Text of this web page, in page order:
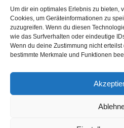
Um dir ein optimales Erlebnis zu bieten,
Cookies, um Geräteinformationen zu
zuzugreifen. Wenn du diesen
wie das Surfverhalten oder eindeutige
Wenn du deine Zustimmung nicht
bestimmte Merkmale und Funktionen
Events & Success
Breaking News
Aktuelles
Featured Article
Karriere